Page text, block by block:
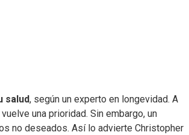
salud, según un experto en longevidad. A
una prioridad. Sin embargo, un
no deseados. Así lo advierte Christopher